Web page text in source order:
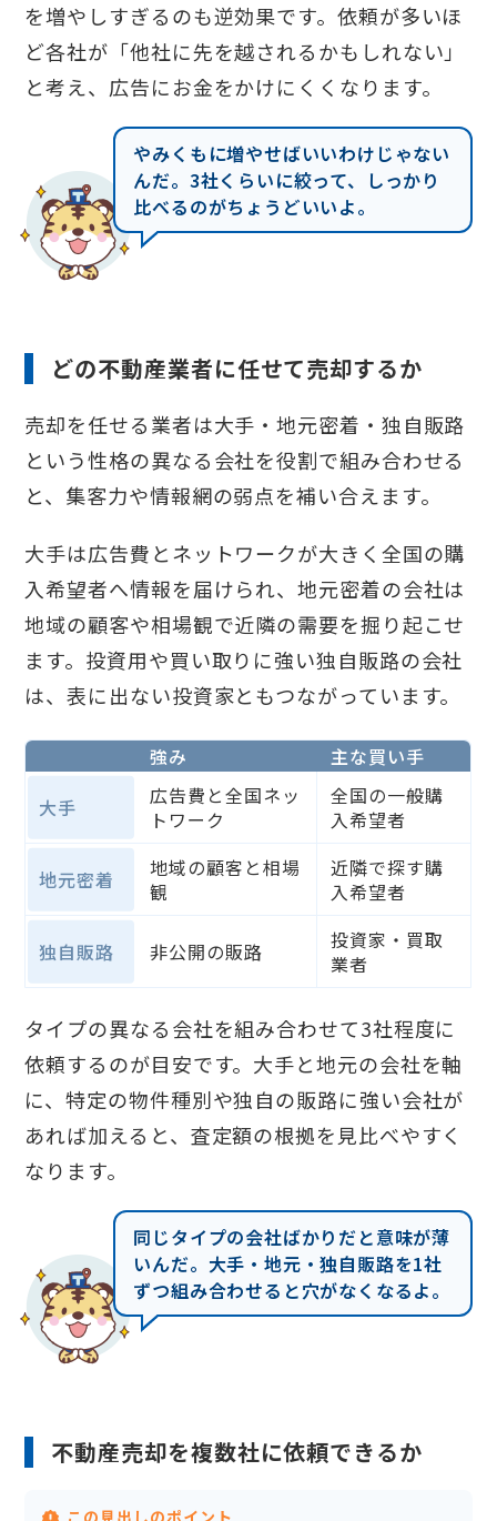
を増やしすぎるのも逆効果です。依頼が多いほ
ど各社が「他社に先を越されるかもしれない」
と考え、広告にお金をかけにくくなります。
やみくもに増やせばいいわけじゃない
んだ。3社くらいに絞って、しっかり
比べるのがちょうどいいよ。
どの不動産業者に任せて売却するか
売却を任せる業者は大手・地元密着・独自販路
という性格の異なる会社を役割で組み合わせる
と、集客力や情報網の弱点を補い合えます。
大手は広告費とネットワークが大きく全国の購
入希望者へ情報を届けられ、地元密着の会社は
地域の顧客や相場観で近隣の需要を掘り起こせ
ます。投資用や買い取りに強い独自販路の会社
は、表に出ない投資家ともつながっています。
強み
主な買い手
大手
広告費と全国ネッ
トワーク
全国の一般購
入希望者
地元密着
地域の顧客と相場
観
近隣で探す購
入希望者
独自販路 非公開の販路
投資家・買取
業者
タイプの異なる会社を組み合わせて3社程度に
依頼するのが目安です。大手と地元の会社を軸
に、特定の物件種別や独自の販路に強い会社が
あれば加えると、査定額の根拠を見比べやすく
なります。
同じタイプの会社ばかりだと意味が薄
いんだ。大手・地元・独自販路を1社
ずつ組み合わせると穴がなくなるよ。
不動産売却を複数社に依頼できるか